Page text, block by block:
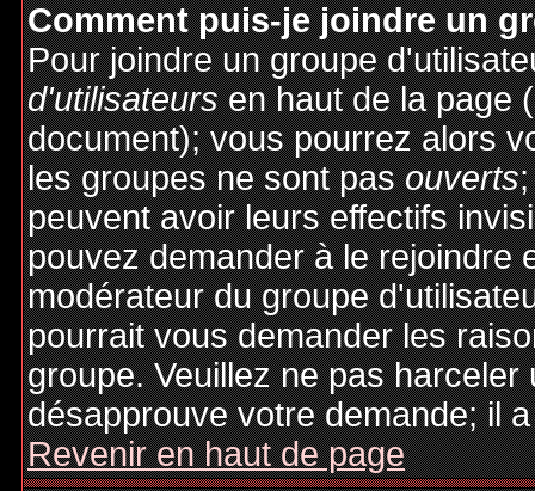
Comment puis-je joindre un
Pour joindre un groupe
d'utilisateursen haut de la page
document); vous pourrez alors
les groupes ne sont pasouverts
peuvent avoir leurs effectifs
pouvez demander à le rejoindre
modérateur du groupe
pourrait vous demander les
groupe. Veuillez ne pas
désapprouve votre demande; il
Revenir en haut de page